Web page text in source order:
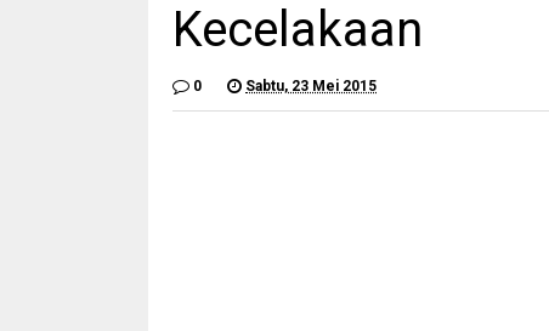
Kecelakaan
0 Sabtu, 23 Mei 2015